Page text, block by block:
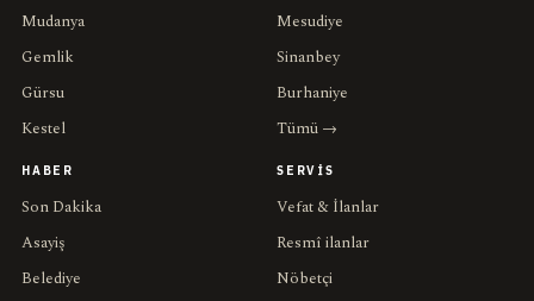
Mudanya
Gemlik
Gürsu
Kestel
Mesudiye
Sinanbey
Burhaniye
Tümü →
HABER
Son Dakika
Asayiş
Belediye
SERVIS
Vefat & İlanlar
Resmî ilanlar
Nöbetçi